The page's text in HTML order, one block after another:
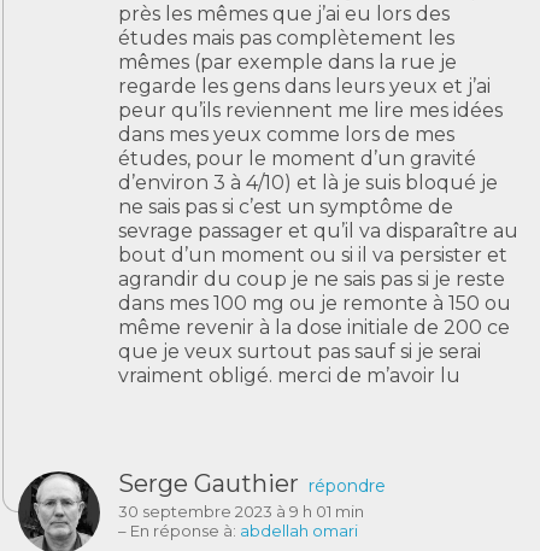
près les mêmes que j’ai eu lors des
études mais pas complètement les
mêmes (par exemple dans la rue je
regarde les gens dans leurs yeux et j’ai
peur qu’ils reviennent me lire mes idées
dans mes yeux comme lors de mes
études, pour le moment d’un gravité
d’environ 3 à 4/10) et là je suis bloqué je
ne sais pas si c’est un symptôme de
sevrage passager et qu’il va disparaître au
bout d’un moment ou si il va persister et
agrandir du coup je ne sais pas si je reste
dans mes 100 mg ou je remonte à 150 ou
même revenir à la dose initiale de 200 ce
que je veux surtout pas sauf si je serai
vraiment obligé. merci de m’avoir lu
Serge Gauthier répondre
30 septembre 2023 à 9 h 01 min
– En réponse à: abdellah omari